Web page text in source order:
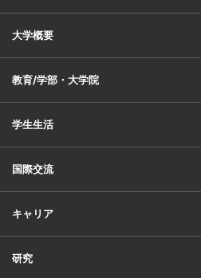
大学概要
教育/学部・大学院
学生生活
国際交流
キャリア
研究